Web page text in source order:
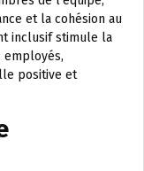
et la cohésion au
inclusif stimule la
employés,
positive et